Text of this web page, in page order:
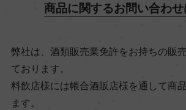
サステナブル農法
有機JAS認証
商品に関するお問い合わ
弊社は、酒類販売業免許をお持ちの販
ております。
料飲店様には帳合酒販店様を通して商
ます。